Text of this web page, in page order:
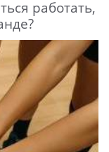
работать,